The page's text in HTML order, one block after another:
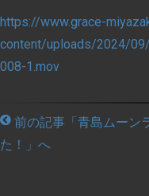
https://www.grace-
content/uploads/2024/
008-1.mov
前の記事「青島ムーン
た！」へ